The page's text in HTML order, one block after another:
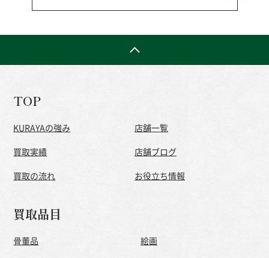
TOP
KURAYAの強み
買取実績
買取の流れ
店舗一覧
店舗ブログ
お役立ち情報
買取品目
骨董品
絵画